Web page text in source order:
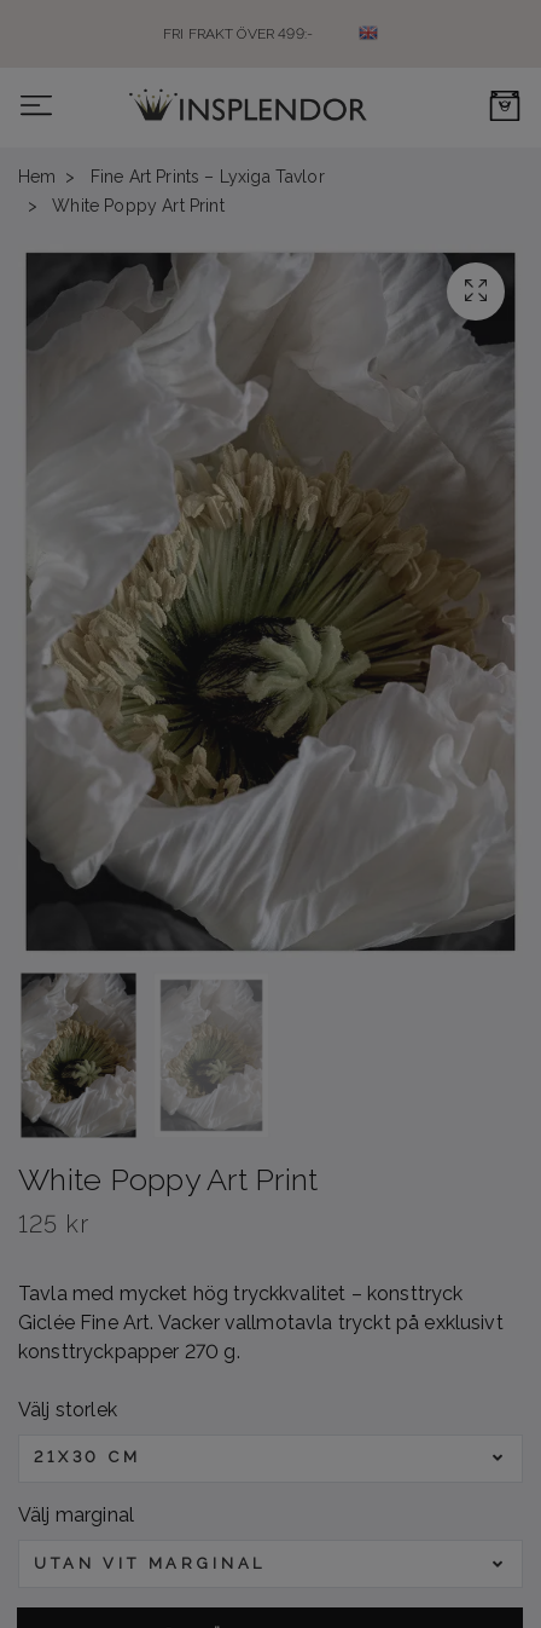
FRI FRAKT ÖVER 499:-
0
Hem
Fine Art Prints – Lyxiga Tavlor
White Poppy Art Print
White Poppy Art Print
125 kr
Tavla med mycket hög tryckkvalitet – konsttryck
Giclée Fine Art. Vacker vallmotavla tryckt på exklusivt
konsttryckpapper 270 g.
Välj storlek
21X30 CM
Välj marginal
UTAN VIT MARGINAL